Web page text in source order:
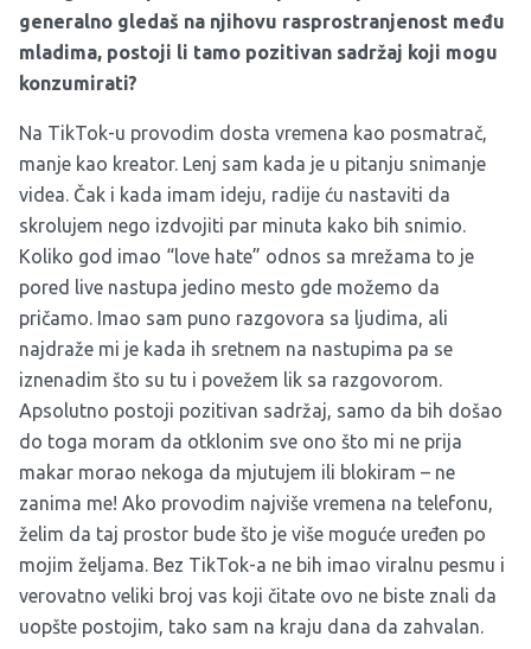
generalno gledaš na njihovu rasprostranjenost među
mladima, postoji li tamo pozitivan sadržaj koji mogu
konzumirati?
Na TikTok-u provodim dosta vremena kao posmatrač,
manje kao kreator. Lenj sam kada je u pitanju snimanje
videa. Čak i kada imam ideju, radije ću nastaviti da
skrolujem nego izdvojiti par minuta kako bih snimio.
Koliko god imao “love hate” odnos sa mrežama to je
pored live nastupa jedino mesto gde možemo da
pričamo. Imao sam puno razgovora sa ljudima, ali
najdraže mi je kada ih sretnem na nastupima pa se
iznenadim što su tu i povežem lik sa razgovorom.
Apsolutno postoji pozitivan sadržaj, samo da bih došao
do toga moram da otklonim sve ono što mi ne prija
makar morao nekoga da mjutujem ili blokiram – ne
zanima me! Ako provodim najviše vremena na telefonu,
želim da taj prostor bude što je više moguće uređen po
mojim željama. Bez TikTok-a ne bih imao viralnu pesmu i
verovatno veliki broj vas koji čitate ovo ne biste znali da
uopšte postojim, tako sam na kraju dana da zahvalan.